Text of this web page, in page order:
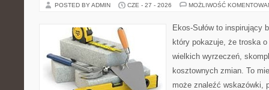
POSTED BY ADMIN CZE - 27 - 2026 MOŻLIWOŚĆ
Ekos-Sułów to inspirujący
który pokazuje, że troska
wielkich wyrzeczeń,
kosztownych zmian. To
może znaleźć wskazówki,